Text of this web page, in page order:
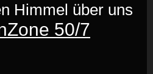
Skip
to
content
Skip
to
CUSTOM_HTML-
2
Skip
to
WP-
FORECAST-
Skip
to
META-
3
Skip
to
RSS-
2
Skip
to
RSS-
3
Skip
to
RSS-
6
Skip
to
RSS-
5
50/7
Himmel über uns